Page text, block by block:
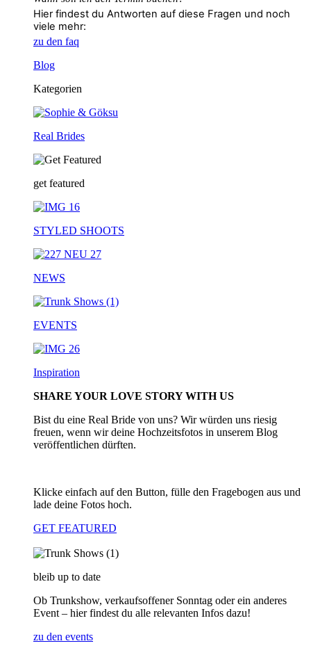
Hier findest du Antworten auf diese Fragen und noch
viele mehr:
zu den faq
Blog
Kategorien
Real Brides
get featured
STYLED SHOOTS
NEWS
EVENTS
Inspiration
SHARE YOUR LOVE STORY WITH US
Bist du eine Real Bride von uns? Wir würden uns riesig
freuen, wenn wir deine Hochzeitsfotos in unserem Blog
veröffentlichen dürften.
Klicke einfach auf den Button, fülle den Fragebogen aus und
lade deine Fotos hoch.
GET FEATURED
bleib up to date
Ob Trunkshow, verkaufsoffener Sonntag oder ein anderes
Event – hier findest du alle relevanten Infos dazu!
zu den events